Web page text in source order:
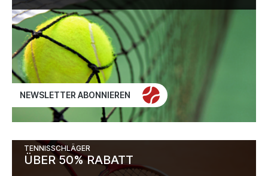
NEWSLETTER ABONNIEREN
TENNISSCHLÄGER
ÜBER 50% RABATT